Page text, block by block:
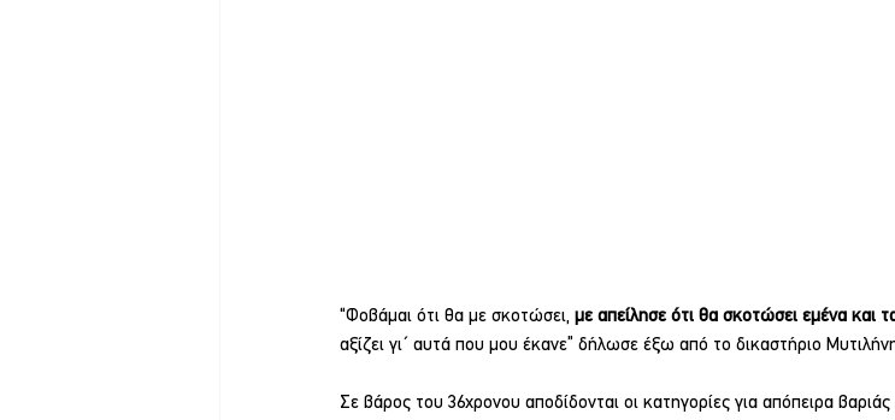
“Φοβάμαι ότι θα με σκοτώσει, με απείλησε ότι θα σκοτώσει εμένα και
αξίζει γι΄ αυτά που μου έκανε” δήλωσε έξω από το δικαστήριο
Σε βάρος του 36χρονου αποδίδονται οι κατηγορίες για απόπειρα